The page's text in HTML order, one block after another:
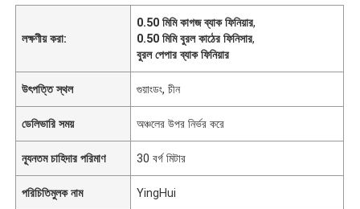
লক্ষণীয় করা:
0.50 মিমি কাগজ ব্যাক ফিনিয়ার,
0.50 মিমি বুরল কাঠের ফিনিসার,
বুরল পেপার ব্যাক ফিনিয়ার
উৎপত্তি স্থল গুয়াংডং, চীন
ডেলিভারি সময় অঞ্চলের উপর নির্ভর করে
ন্যূনতম চাহিদার পরিমাণ 30 বর্গ মিটার
পরিচিতিমুলক নাম YingHui